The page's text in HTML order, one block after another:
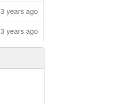
3 years ago
3 years ago